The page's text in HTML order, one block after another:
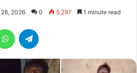
2026 0 5,297 1 minute read